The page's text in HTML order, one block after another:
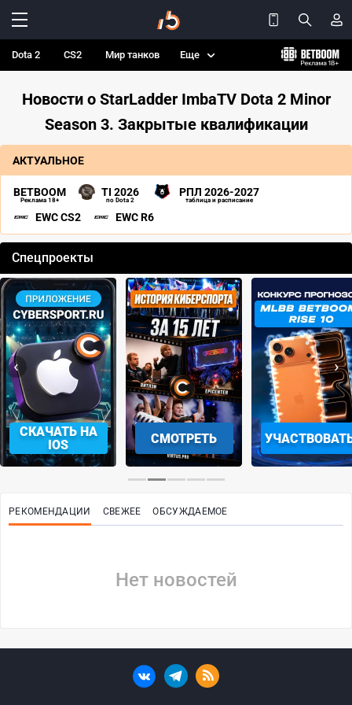
Dota 2 CS2 Мир танков Еще
Новости о StarLadder ImbaTV Dota 2 Minor
Season 3. Закрытые квалификации
АКТУАЛЬНОЕ
BETBOOM
Реклама 18+
TI 2026
по Dota 2
РПЛ 2026-2027
таблица и расписание
EWC CS2 EWC R6
Спецпроекты
СКАЧАТЬ НА
IOS
СМОТРЕТЬ
‹ ›
РЕКОМЕНДАЦИИ СВЕЖЕЕ ОБСУЖДАЕМОЕ
Нет новостей